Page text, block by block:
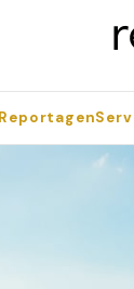
Reportagen